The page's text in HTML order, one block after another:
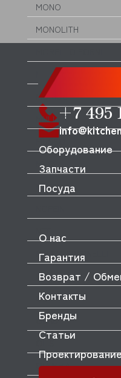
MONO
MONOLITH
MORETTI
MORICE
MULLER
MUSSO
MVQ
NEMOX
NUOVA SIMONELLI
ODE
OEM
OLAB
OLYMPIA
+7 495
Оборудование
Запчасти
Посуда
О нас
Гарантия
Возврат /
Контакты
Бренды
Статьи